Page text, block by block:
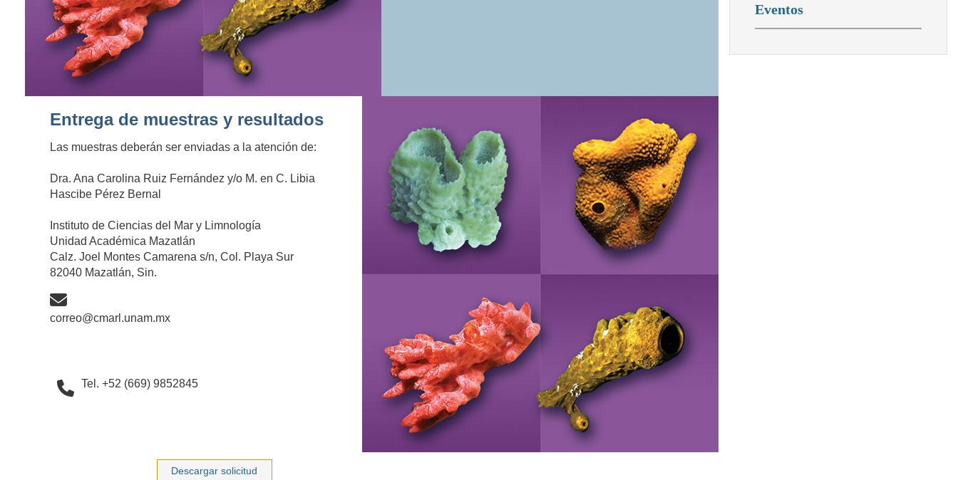
Entrega de muestras y resultados
Las muestras deberán ser enviadas a la atención de:
Dra. Ana Carolina Ruiz Fernández y/o M. en C. Libia
Hascibe Pérez Bernal
Instituto de Ciencias del Mar y Limnología
Unidad Académica Mazatlán
Calz. Joel Montes Camarena s/n, Col. Playa Sur
82040 Mazatlán, Sin.
correo@cmarl.unam.mx
Tel. +52 (669) 9852845
Descargar solicitud
Eventos